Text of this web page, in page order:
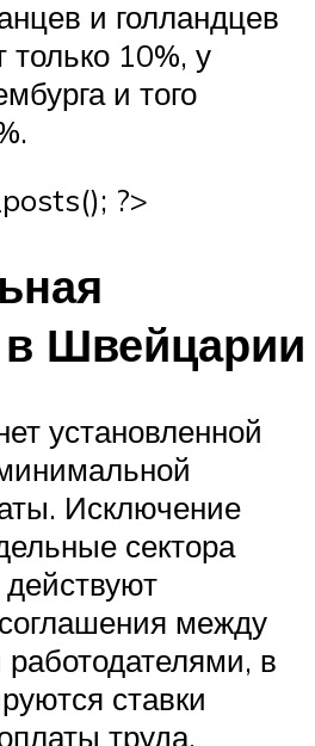
и голландцев
только 10%, у
и того
?>
в Швейцарии
установленной
Исключение
сектора
действуют
между
в
ставки
труда.